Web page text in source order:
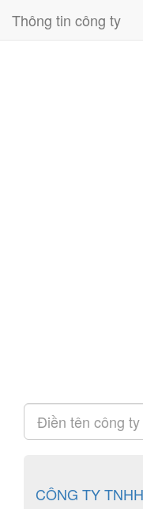
Thông tin công ty
CÔNG TY